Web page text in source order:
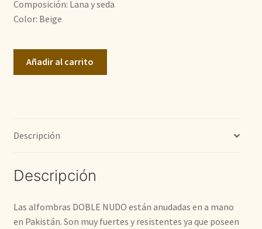
Composición: Lana y seda
Color: Beige
Añadir al carrito
Descripción
Descripción
Las alfombras DOBLE NUDO están anudadas en a mano
en Pakistán. Son muy fuertes y resistentes ya que poseen